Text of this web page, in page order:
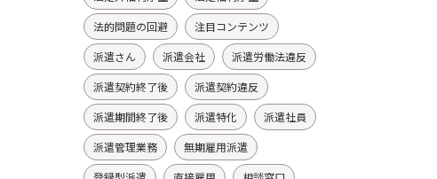
法的問題の回避
注目コンテンツ
派遣さん
派遣会社
派遣労働法違反
派遣契約終了後
派遣契約違反
派遣期間終了後
派遣特化
派遣社員
派遣管理業務
無期雇用派遣